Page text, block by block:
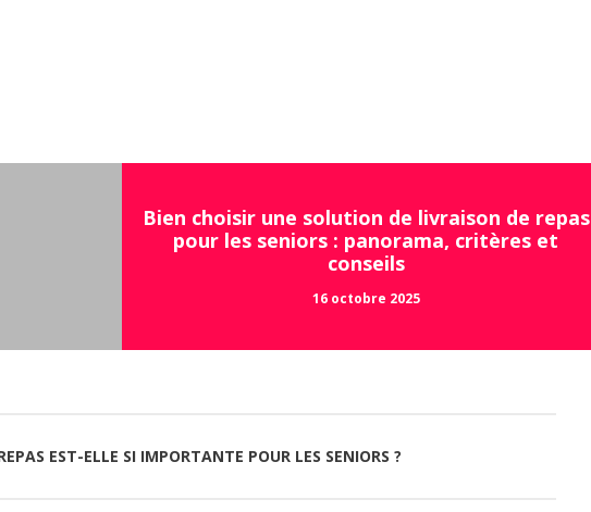
Bien choisir une solution de livraison de repas
pour les seniors : panorama, critères et
conseils
16 octobre 2025
EST-ELLE SI IMPORTANTE POUR LES SENIORS ?